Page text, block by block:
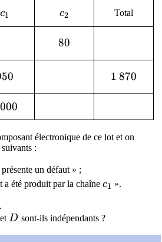
c_1
c1 c_2
c2 Total
80
80
50 1\,870
1 870
000
électronique de ce lot et on
suivants :
un défaut » ;
a été produit par la chaînec_1
c1 ».
et D
D sont-ils indépendants ?